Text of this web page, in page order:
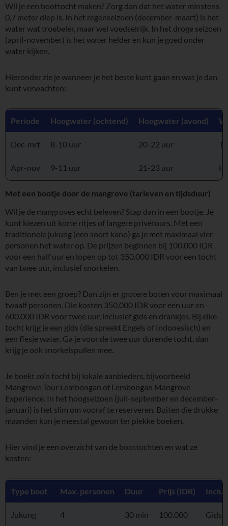
Wil je een boottocht maken? Zorg dan dat het water minstens
0,7 meter diep is. In het regenseizoen (december-maart) is het
water wat troebeler, maar wel voedselrijk. In het droge seizoen
(april-november) is het water helder en kun je goed onder
water kijken.
Hieronder zie je wanneer je het beste kunt gaan en wat je dan
kunt verwachten:
Periode Hoogwater (ochtend) Hoogwater (avond)
Dec-mrt 8-10 uur 20-22 uur
Apr-nov 9-11 uur 21-23 uur
Met een bootje door de mangrove (tarieven en tijdsduur)
Wil je de mangroves echt beleven? Stap dan in een bootje. Je
kunt kiezen uit korte ritjes of langere privétours. Met een
traditionele jukung (een soort kano) ga je met maximaal vier
personen het water op. De prijzen beginnen bij 100.000 IDR
voor een half uur en lopen op tot 350.000 IDR voor een tocht
van twee uur, inclusief snorkelen.
Ben je met een groep? Dan zijn er grotere boten voor maximaal
twaalf personen. Die kosten 350.000 IDR voor een uur en
600.000 IDR voor twee uur, inclusief gids en drankjes. Bij elke
tocht krijg je een gids (die spreekt Engels of Indonesisch) en
een flesje water. Ga je voor de twee uur durende tocht, dan
krijg je ook snorkelspullen mee.
Je boekt zo’n tocht bij lokale aanbieders, bijvoorbeeld
Mangrove Tour Lembongan of Lembongan Mangrove
Experience. In het hoogseizoen (juli-september en december-
januari) is het slim om vooraf te reserveren. Buiten die drukke
maanden kun je meestal gewoon ter plekke boeken.
Hier vind je een overzicht van de boottochten en wat ze
kosten:
Type boot Max. personen Duur Prijs (IDR)
Jukung 4 30 min 100.000 Gids,